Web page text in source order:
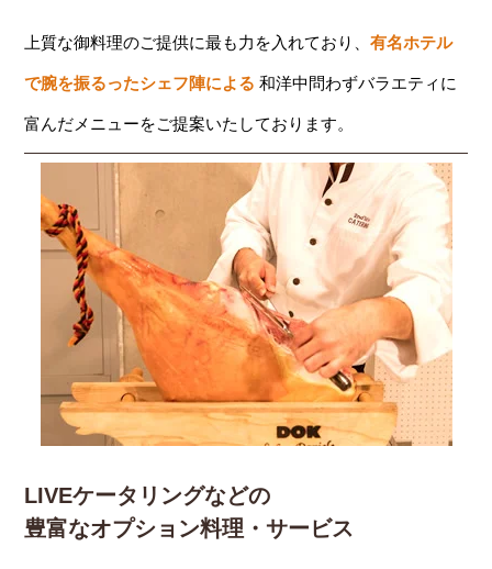
上質な御料理のご提供に最も力を入れており、有名ホテル
で腕を振るったシェフ陣による 和洋中問わずバラエティに
富んだメニューをご提案いたしております。
LIVEケータリングなどの
豊富なオプション料理・サービス